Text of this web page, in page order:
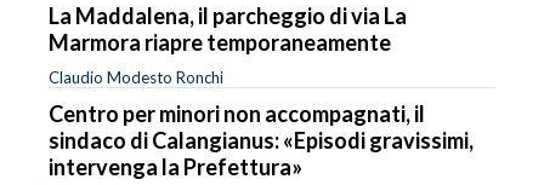
La Maddalena, il parcheggio di via La
Marmora riapre temporaneamente
Claudio Modesto Ronchi
Centro per minori non accompagnati, il
sindaco di Calangianus: «Episodi gravissimi,
intervenga la Prefettura»